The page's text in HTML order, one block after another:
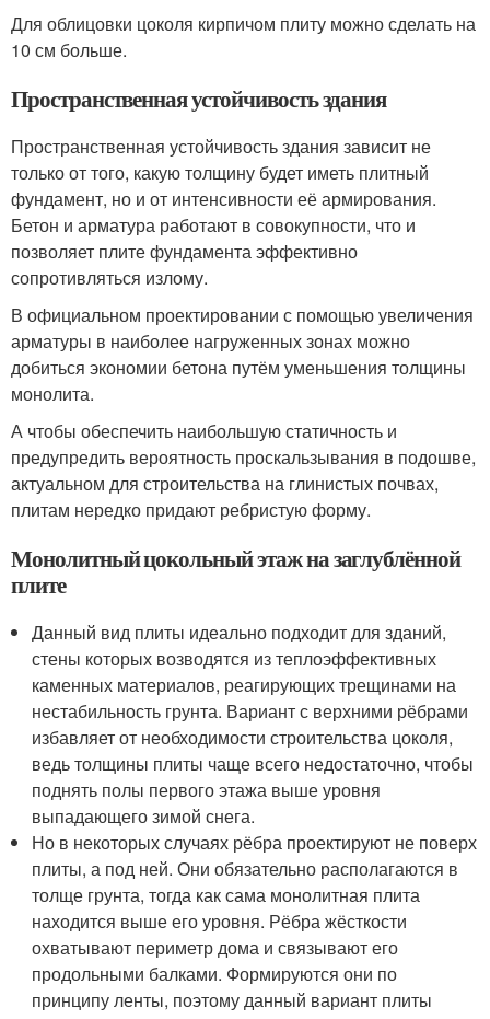
Для облицовки цоколя кирпичом плиту можно сделать на
10 см больше.
Пространственная устойчивость здания
Пространственная устойчивость здания зависит не
только от того, какую толщину будет иметь плитный
фундамент, но и от интенсивности её армирования.
Бетон и арматура работают в совокупности, что и
позволяет плите фундамента эффективно
сопротивляться излому.
В официальном проектировании с помощью увеличения
арматуры в наиболее нагруженных зонах можно
добиться экономии бетона путём уменьшения толщины
монолита.
А чтобы обеспечить наибольшую статичность и
предупредить вероятность проскальзывания в подошве,
актуальном для строительства на глинистых почвах,
плитам нередко придают ребристую форму.
Монолитный цокольный этаж на заглублённой
плите
Данный вид плиты идеально подходит для зданий,
стены которых возводятся из теплоэффективных
каменных материалов, реагирующих трещинами на
нестабильность грунта. Вариант с верхними рёбрами
избавляет от необходимости строительства цоколя,
ведь толщины плиты чаще всего недостаточно, чтобы
поднять полы первого этажа выше уровня
выпадающего зимой снега.
Но в некоторых случаях рёбра проектируют не поверх
плиты, а под ней. Они обязательно располагаются в
толще грунта, тогда как сама монолитная плита
находится выше его уровня. Рёбра жёсткости
охватывают периметр дома и связывают его
продольными балками. Формируются они по
принципу ленты, поэтому данный вариант плиты